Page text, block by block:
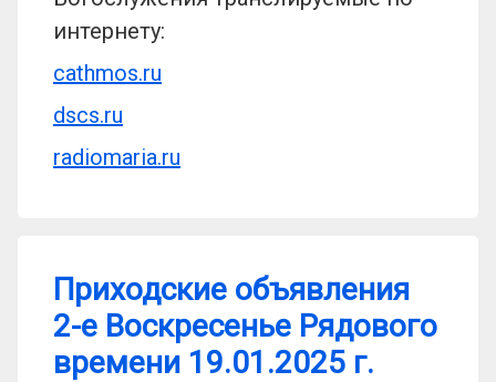
интернету:
cathmos.ru
dscs.ru
radiomaria.ru
Приходские объявления
2-е Воскресенье Рядового
времени 19.01.2025 г.